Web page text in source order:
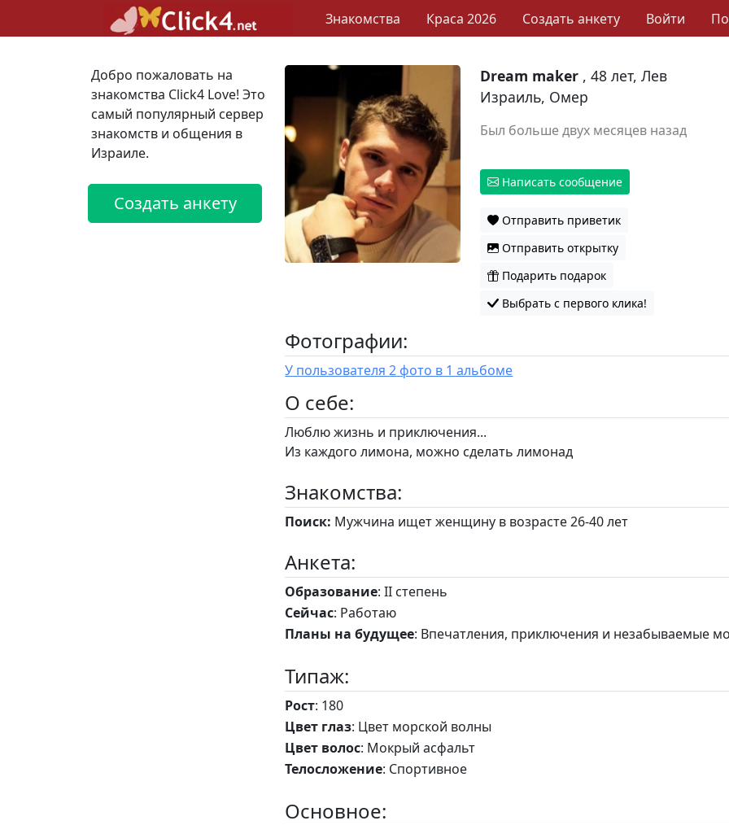
Знакомства Краса 2026 Создать анкету Войти
Добро пожаловать на
знакомства Click4 Love! Это
самый популярный сервер
знакомств и общения в
Израиле.
Создать анкету
Dream maker , 48 лет, Лев
Израиль, Омер
Был больше двух месяцев назад
Написать сообщение
Отправить приветик
Отправить открытку
Подарить подарок
Выбрать с первого клика!
Фотографии:
У пользователя 2 фото в 1 альбоме
O себе:
Люблю жизнь и приключения...
Из каждого лимона, можно сделать лимонад
Знакомства:
Поиск: Мужчина ищет женщину в возрасте 26-40 лет
Анкета:
Образование: II степень
Сейчас: Работаю
Планы на будущее: Впечатления, приключения и незабываемые
Типаж:
Рост: 180
Цвет глаз: Цвет морской волны
Цвет волос: Мокрый асфальт
Телосложение: Спортивное
Основное: